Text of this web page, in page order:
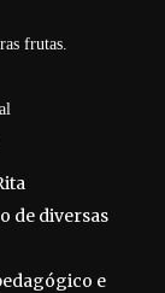
frutas.
de diversas
e